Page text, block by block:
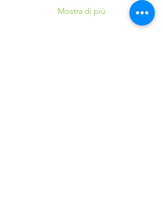
Mostra di più